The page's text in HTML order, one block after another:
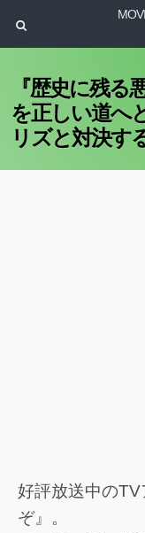
『歴史に残る
を正しい道へ
リズと対決す
好評放送中の
ぞ』。